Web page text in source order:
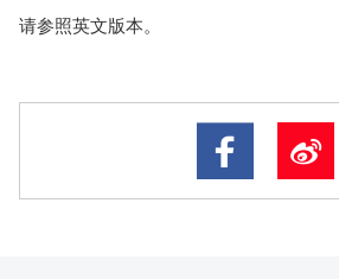
请参照英文版本。